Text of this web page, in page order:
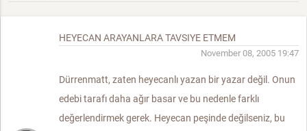
HEYECAN ARAYANLARA TAVSIYE ETMEM
November 08, 2005 19:47
Dürrenmatt, zaten heyecanlı yazan bir yazar değil. Onun
edebi tarafı daha ağır basar ve bu nedenle farklı
değerlendirmek gerek. Heyecan peşinde değilseniz, bu